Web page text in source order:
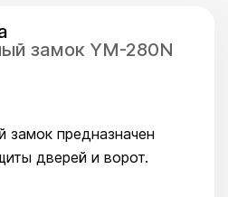
замок YM-280N
замок предназначен
дверей и ворот.